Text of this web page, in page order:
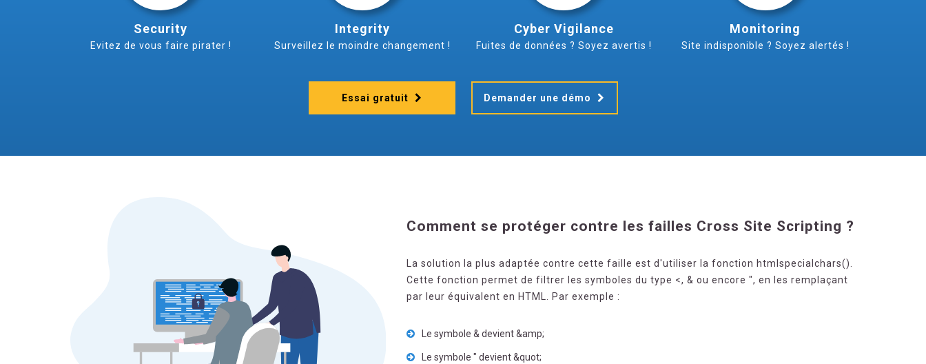
Security
Evitez de vous faire pirater !
Integrity
Surveillez le moindre changement !
Cyber Vigilance
Fuites de données ? Soyez avertis !
Monitoring
Site indisponible ? Soyez alertés !
Essai gratuit Demander une démo
Comment se protéger contre les failles Cross Site Scripting ?
La solution la plus adaptée contre cette faille est d'utiliser la fonction htmlspecialchars().
Cette fonction permet de filtrer les symboles du type <, & ou encore ", en les remplaçant
par leur équivalent en HTML. Par exemple :
Le symbole & devient &amp;
Le symbole " devient &quot;